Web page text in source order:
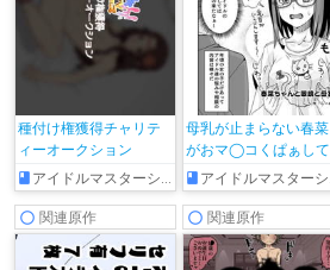
種付け権獲得チャリテ
ィーオークション
アイドルマスターシンデレラガールズ
母乳が止まらない春菜
がおマ◯コくぱぁして
誘ってきて…♡
アイドルマスターシンデレラガールズ
関連原作 関連原作